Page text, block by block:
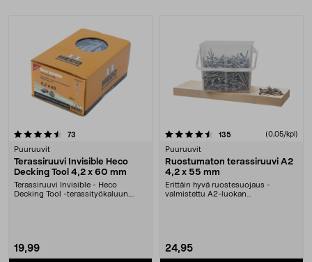
Tuotteet
73
Puuruuvit
Terassiruuvi Invisible Heco
Decking Tool 4,2 x 60 mm
Terassiruuvi Invisible - Heco
Decking Tool -terassityökaluun.
19,99
4.5 viidestä tähdestä 135 (0,05/kpl)
Puuruuvit
Ruostumaton terassiruuvi A2
4,2 x 55 mm
Erittäin hyvä ruostesuojaus -
valmistettu A2-luokan
24,95